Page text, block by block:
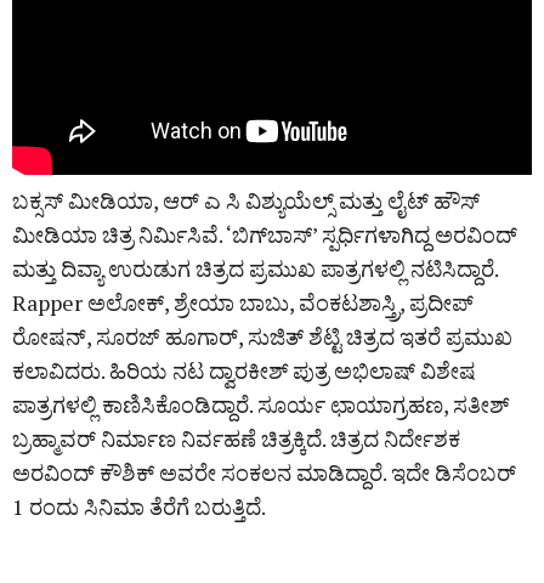
ಬಕ್ಸಸ್ ಮೀಡಿಯಾ, ಆರ್ ಎ ಸಿ ವಿಶ್ಯುಯೆಲ್ಸ್‌ ಮತ್ತು ಲೈಟ್ ಹೌಸ್
ಮೀಡಿಯಾ ಚಿತ್ರ ನಿರ್ಮಿಸಿವೆ. ‘ಬಿಗ್‌ಬಾಸ್‌’ ಸ್ಪರ್ಧಿಗಳಾಗಿದ್ದ ಅರವಿಂದ್‌
ಮತ್ತು ದಿವ್ಯಾ ಉರುಡುಗ ಚಿತ್ರದ ಪ್ರಮುಖ ಪಾತ್ರಗಳಲ್ಲಿ ನಟಿಸಿದ್ದಾರೆ.
Rapper ಅಲೋಕ್, ಶ್ರೇಯಾ ಬಾಬು, ವೆಂಕಟಶಾಸ್ತ್ರಿ, ಪ್ರದೀಪ್
ರೋಷನ್, ಸೂರಜ್ ಹೂಗಾರ್, ಸುಜಿತ್ ಶೆಟ್ಟಿ ಚಿತ್ರದ ಇತರೆ ಪ್ರಮುಖ
ಕಲಾವಿದರು. ಹಿರಿಯ ನಟ ದ್ವಾರಕೀಶ್ ಪುತ್ರ ಅಭಿಲಾಷ್ ವಿಶೇಷ
ಪಾತ್ರಗಳಲ್ಲಿ ಕಾಣಿಸಿಕೊಂಡಿದ್ದಾರೆ. ಸೂರ್ಯ ಛಾಯಾಗ್ರಹಣ, ಸತೀಶ್‌
ಬ್ರಹ್ಮಾವರ್‌ ನಿರ್ಮಾಣ ನಿರ್ವಹಣೆ ಚಿತ್ರಕ್ಕಿದೆ. ಚಿತ್ರದ ನಿರ್ದೇಶಕ
ಅರವಿಂದ್ ಕೌಶಿಕ್ ಅವರೇ ಸಂಕಲನ ಮಾಡಿದ್ದಾರೆ. ಇದೇ ಡಿಸೆಂಬರ್
1 ರಂದು ಸಿನಿಮಾ ತೆರೆಗೆ ಬರುತ್ತಿದೆ.